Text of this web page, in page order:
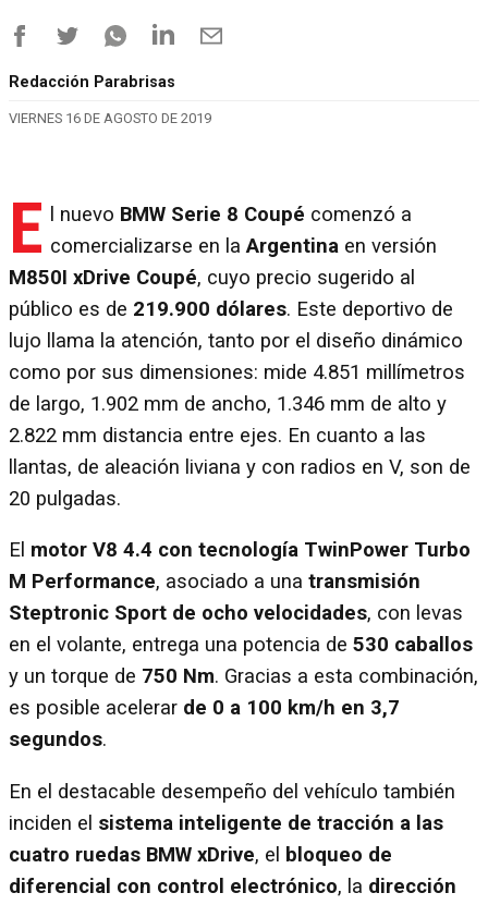
Redacción Parabrisas
VIERNES 16 DE AGOSTO DE 2019
E l nuevo BMW Serie 8 Coupé comenzó a
comercializarse en laArgentina en versión
M850I xDrive Coupé, cuyo precio sugerido al
público es de 219.900 dólares. Este deportivo de
lujo llama la atención, tanto por el diseño dinámico
como por sus dimensiones: mide 4.851 millímetros
de largo, 1.902 mm de ancho, 1.346 mm de alto y
2.822 mm distancia entre ejes. En cuanto a las
llantas, de aleación liviana y con radios en V, son de
20 pulgadas.
El motor V8 4.4 con tecnología TwinPower Turbo
M Performance, asociado a una transmisión
Steptronic Sport de ocho velocidades, con levas
en el volante, entrega una potencia de 530 caballos
y un torque de 750 Nm. Gracias a esta combinación,
es posible acelerar de 0 a 100 km/h en 3,7
segundos.
En el destacable desempeño del vehículo también
inciden el sistema inteligente de tracción a las
cuatro ruedas BMW xDrive, el bloqueo de
diferencial con control electrónico, la dirección